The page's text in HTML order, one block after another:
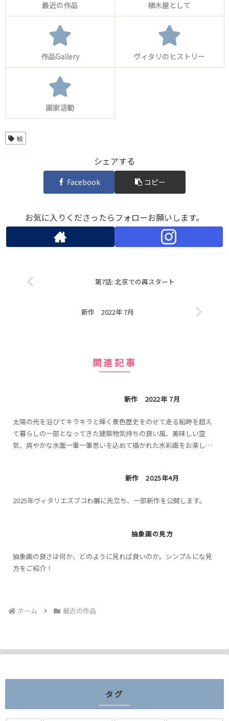
最近の作品 植木屋として
作品Gallery ヴィタリのヒストリー
画家活動
絵
シェアする
Facebook コピー
お気に入りくださったらフォローお願いします。
第7話: 北京での再スタート
新作 2022年 7月
関連記事
新作 2022年 7月
太陽の光を浴びてキラキラと輝く景色歴史をのせて走る船時を超え
て暮らしの一部となってきた建築物気持ちの良い風、美味しい空
気、爽やかな水面一筆一筆思いを込めて描かれた水彩画をお楽しみ
新作 2025年4月
2025年ヴィタリエズブコわ展に先立ち、一部新作を公開します。
抽象画の見方
抽象画の良さは何か、どのように見れば良いのか。シンプルにな見
方をご紹介！
ホーム 最近の作品
タグ